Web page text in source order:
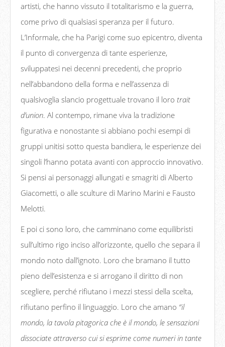
artisti, che hanno vissuto il totalitarismo e la guerra,
come privo di qualsiasi speranza per il futuro.
L’Informale, che ha Parigi come suo epicentro, diventa
il punto di convergenza di tante esperienze,
sviluppatesi nei decenni precedenti, che proprio
nell’abbandono della forma e nell’assenza di
qualsivoglia slancio progettuale trovano il loro trait
d’union. Al contempo, rimane viva la tradizione
figurativa e nonostante si abbiano pochi esempi di
gruppi unitisi sotto questa bandiera, le esperienze dei
singoli l’hanno potata avanti con approccio innovativo.
Si pensi ai personaggi allungati e smagriti di Alberto
Giacometti, o alle sculture di Marino Marini e Fausto
Melotti.
E poi ci sono loro, che camminano come equilibristi
sull’ultimo rigo inciso all’orizzonte, quello che separa il
mondo noto dall’ignoto. Loro che bramano il tutto
pieno dell’esistenza e si arrogano il diritto di non
scegliere, perché rifiutano i mezzi stessi della scelta,
rifiutano perfino il linguaggio. Loro che amano “il
mondo, la tavola pitagorica che è il mondo, le sensazioni
dissociate attraverso cui si esprime come numeri in tante